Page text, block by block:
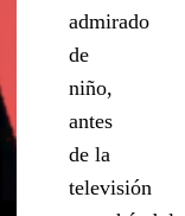
admirado
de
niño,
antes
de la
televisión